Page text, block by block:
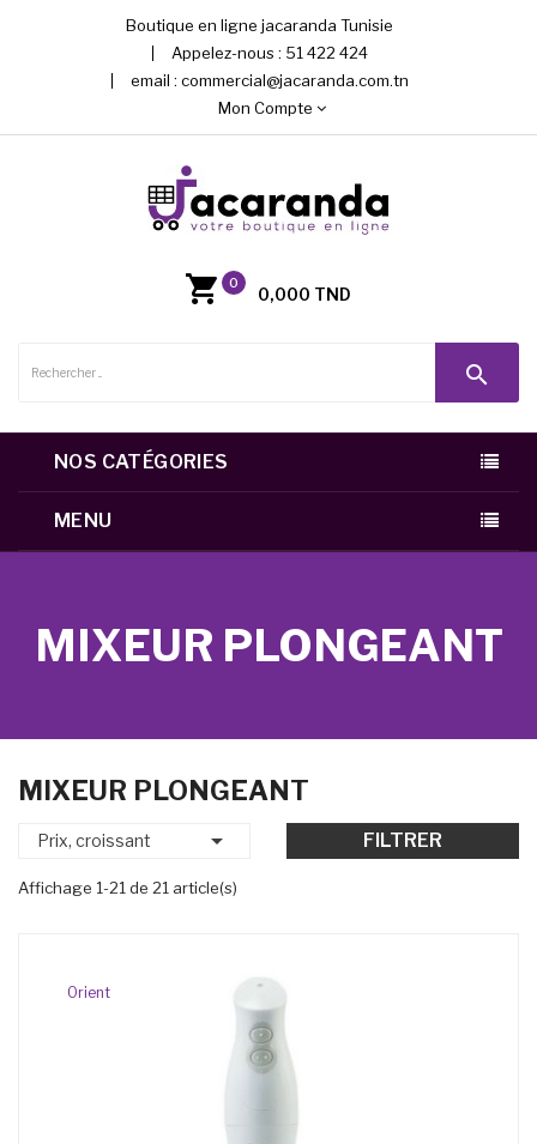
Boutique en ligne jacaranda Tunisie
Appelez-nous : 51 422 424
email : commercial@jacaranda.com.tn
Mon Compte
0
0,000 TND
search
NOS CATÉGORIES
MENU
MIXEUR PLONGEANT
MIXEUR PLONGEANT
Prix, croissant  FILTRER
Affichage 1-21 de 21 article(s)
Orient